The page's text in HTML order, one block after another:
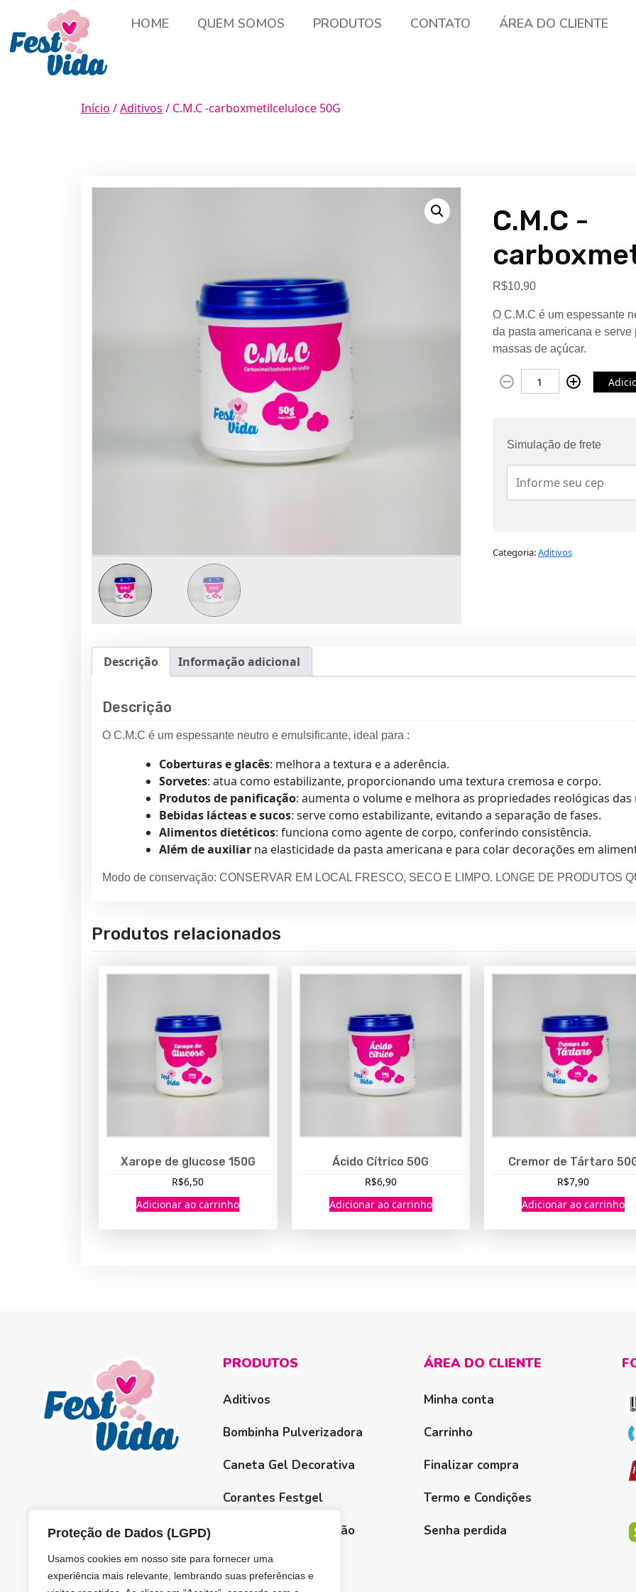
Proteção de Dados (LGPD)
Usamos cookies em nosso site para fornecer uma
experiência mais relevante, lembrando suas preferências e
HOME QUEM SOMOS PRODUTOS CONTATO ÁREA DO CLIENTE
Início /Aditivos / C.M.C -carboxmetilceluloce 50G
C.M.C -
R$10,90
O C.M.C é um espessante
da pasta americana e
massas de açúcar.
Simulação de frete
Categoria:Aditivos
Descrição Informação adicional
Descrição
O C.M.C é um espessante neutro e emulsificante, ideal para :
Coberturas e glacês: melhora a textura e a aderência.
Sorvetes: atua como estabilizante, proporcionando uma textura cremosa e corpo.
Produtos de panificação: aumenta o volume e melhora as propriedades reológicas das
Bebidas lácteas e sucos: serve como estabilizante, evitando a separação de fases.
Alimentos dietéticos: funciona como agente de corpo, conferindo consistência.
Além de auxiliar na elasticidade da pasta americana e para colar decorações em
Modo de conservação: CONSERVAR EM LOCAL FRESCO, SECO E LIMPO. LONGE DE PRODUTOS
Produtos relacionados
Xarope de glucose 150G
R$6,50
Adicionar ao carrinho
Ácido Cítrico 50G
R$6,90
Adicionar ao carrinho
Cremor de Tártaro
R$7,90
Adicionar ao carrinho
PRODUTOS
Aditivos
Bombinha Pulverizadora
Caneta Gel Decorativa
Corantes Festgel
Linha Álcool e Solução
Linha Glow
ÁREA DO CLIENTE
Minha conta
Carrinho
Finalizar compra
Termo e Condições
Senha perdida